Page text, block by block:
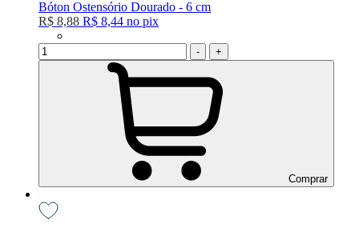
Bóton Ostensório Dourado - 6 cm
R$ 8,88 R$ 8,44 no pix
- +
Comprar